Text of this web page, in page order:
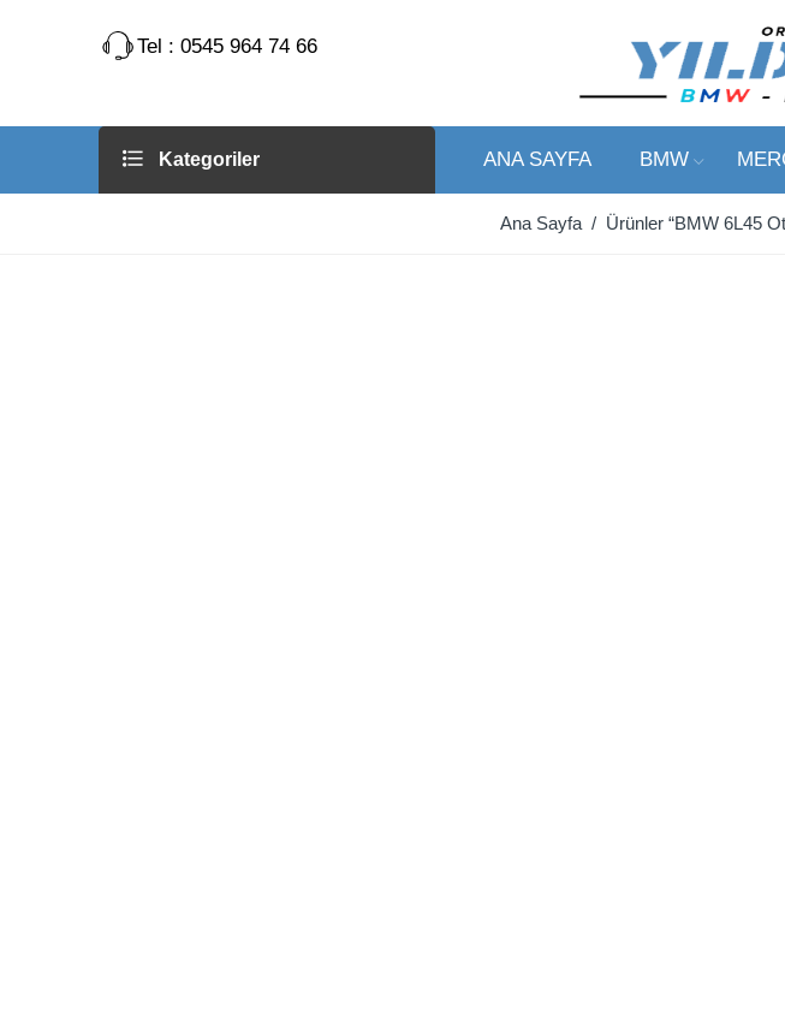
Tel : 0545 964 74 66
Kategoriler ANA SAYFA BMW
Ana Sayfa / Ürünler “BMW 6L45